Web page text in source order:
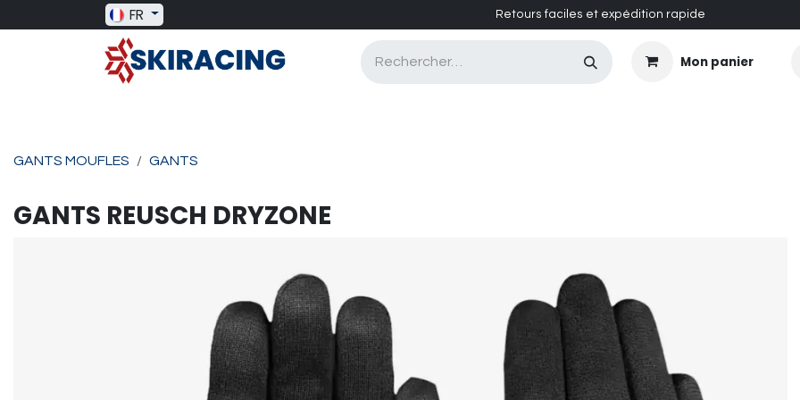
Se rendre au contenu
FR Retours faciles et expédition rapide
Mon panier
GANTS MOUFLES GANTS
GANTS REUSCH DRYZONE